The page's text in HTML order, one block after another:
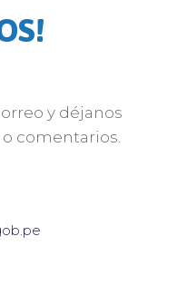
y déjanos
comentarios.